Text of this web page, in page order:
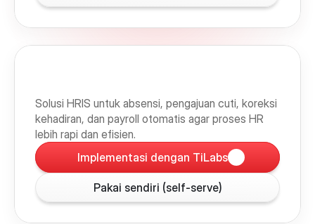
Solusi HRIS untuk absensi, pengajuan cuti, koreksi
kehadiran, dan payroll otomatis agar proses HR
lebih rapi dan efisien.
Implementasi dengan TiLabs
Pakai sendiri (self-serve)